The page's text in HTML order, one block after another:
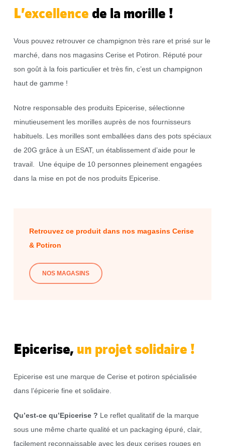
L’excellence de la morille !
Vous pouvez retrouver ce champignon très rare et prisé sur le
marché, dans nos magasins Cerise et Potiron. Réputé pour
son goût à la fois particulier et très fin, c’est un champignon
haut de gamme !
Notre responsable des produits Epicerise, sélectionne
minutieusement les morilles auprès de nos fournisseurs
habituels. Les morilles sont emballées dans des pots spéciaux
de 20G grâce à un ESAT, un établissement d’aide pour le
travail. Une équipe de 10 personnes pleinement engagées
dans la mise en pot de nos produits Epicerise.
Retrouvez ce produit dans nos magasins Cerise
& Potiron
NOS MAGASINS
Epicerise, un projet solidaire !
Epicerise est une marque de Cerise et potiron spécialisée
dans l’épicerie fine et solidaire.
Qu’est-ce qu’Epicerise ? Le reflet qualitatif de la marque
sous une même charte qualité et un packaging épuré, clair,
facilement reconnaissable avec les deux cerises rouges en